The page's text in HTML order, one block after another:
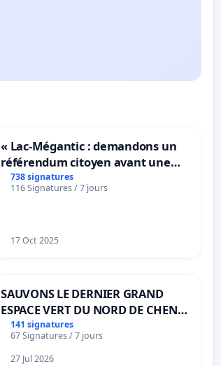
« Lac-Mégantic : demandons un
référendum citoyen avant une
transformation irréversible de
notre territoire »
738 signatures
116 Signatures / 7 jours
17 Oct 2025
SAUVONS LE DERNIER GRAND
ESPACE VERT DU NORD DE CHENE-
BOUGERIES
141 signatures
67 Signatures / 7 jours
27 Jul 2026